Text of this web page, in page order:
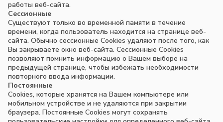
работы веб-сайта.
Сессионные
Существуют только во временной памяти в течение
времени, когда пользователь находится на странице веб-
сайта. Обычно сессионные Cookies удаляют после того, как
Вы закрываете окно веб-сайта. Сессионные Cookies
позволяют помнить информацию о Вашем выборе на
предыдущей странице, чтобы избежать необходимости
повторного ввода информации.
Постоянные
Сookies, которые хранятся на Вашем компьютере или
мобильном устройстве и не удаляются при закрытии
браузера. Постоянные Сookies могут сохранять